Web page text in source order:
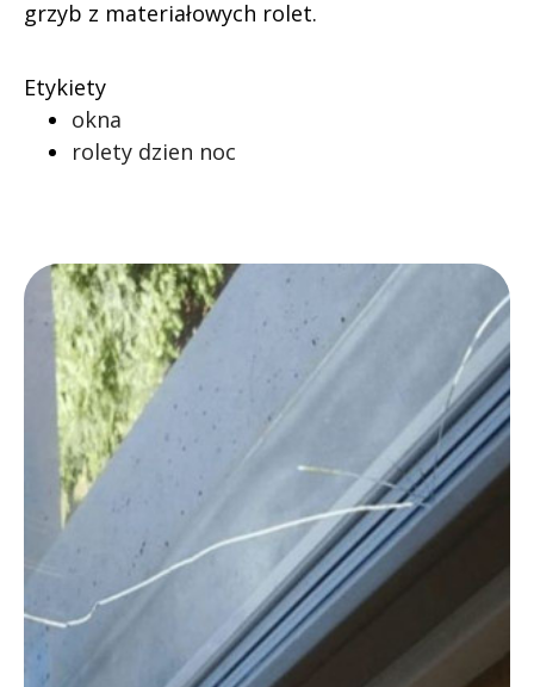
grzyb z materiałowych rolet.
Etykiety
okna
rolety dzien noc